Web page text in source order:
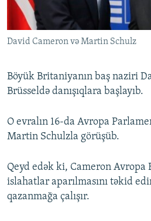
İNFOQRAFIKA
KARIKATURA
AZƏRBAYCAN ƏDƏBIYYATI KITABXANASI
İSLAM VƏ DEMOKRATIYA
MISSIYAMIZ
PEŞƏ ETIKASI VƏ JURNALISTIKA
AZADLIQRADIOSU MOBIL
BIZIMLƏ ƏLAQƏ
XƏBƏR BÜLLETENLƏRIMIZ
BIZI IZLƏ
RFE/RL-in bütün saytları
David Cameron və Martin Schulz
Böyük Britaniyanın baş naziri
Brüsseldə danışıqlara başlayıb.
O evralın 16-da Avropa
Martin Schulzla görüşüb.
Qeyd edək ki, Cameron
islahatlar aparılmasını təkid
qazanmağa çalışır.